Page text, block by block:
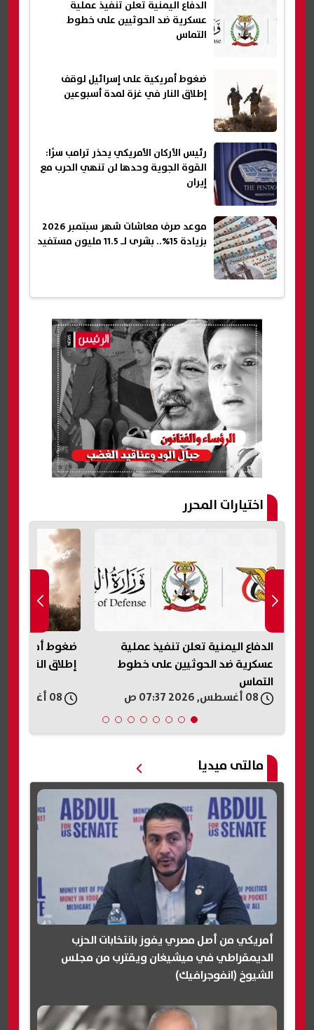
الدفاع اليمنية تعلن تنفيذ عملية
عسكرية ضد الحوثيين على خطوط
التماس
ضغوط أمريكية على إسرائيل لوقف
إطلاق النار في غزة لمدة أسبوعين
رئيس الأركان الأمريكي يحذر ترامب سرًا:
القوة الجوية وحدها لن تنهي الحرب مع
إيران
موعد صرف معاشات شهر سبتمبر 2026
بزيادة 15%.. بشرى لـ 11.5 مليون مستفيد
اختيارات المحرر
ضغوط أمريكية على إسرائيل لوقف
إطلاق النار في غزة لمدة أسبوعين
«عار وطني»..
على حكم وقف
مالتى ميديا
أمريكي من أصل مصري يفوز بانتخابات الحزب
الديمقراطي في ميشيغان ويقترب من مجلس
الشيوخ (انفوجرافيك)